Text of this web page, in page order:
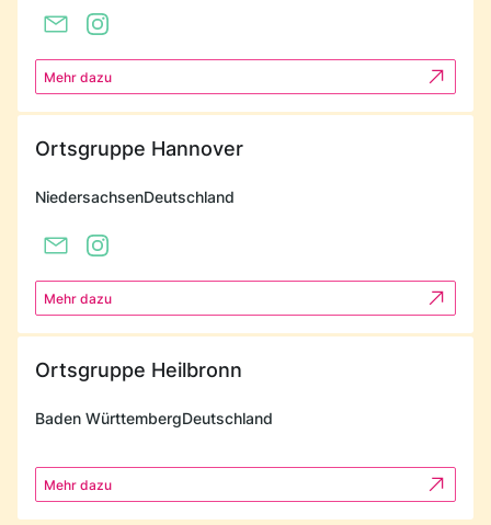
Mehr dazu
Ortsgruppe Hannover
NiedersachsenDeutschland
Mehr dazu
Ortsgruppe Heilbronn
Baden WürttembergDeutschland
Mehr dazu